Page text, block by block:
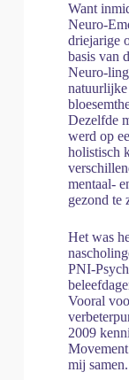
Want
Neuro-
driejarige
basis van
Neuro-
natuurlijke
Dezelfde
werd op
holistisch
mentaal-
gezond te
Het was
PNI-
Vooral
2009
mij samen.